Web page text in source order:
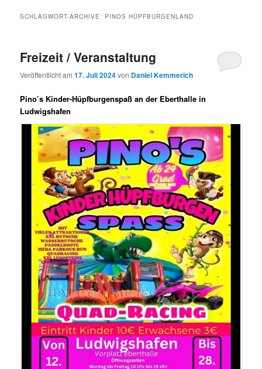
SCHLAGWORT-ARCHIVE: PINOS HÜPFBURGENLAND
Freizeit / Veranstaltung
Veröffentlicht am17. Juli 2024von Daniel Kemmerich
Pino’s Kinder-Hüpfburgenspaß an der Eberthalle in
Ludwigshafen